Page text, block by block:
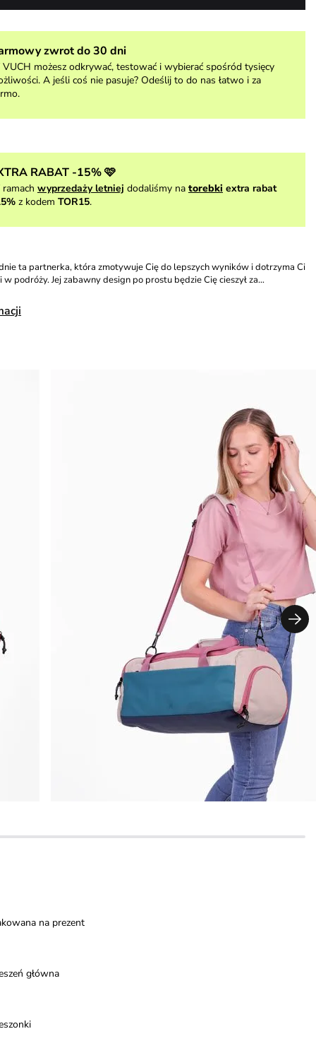
zwrot do 30 dni
możesz odkrywać, testować i wybierać spośród tysięcy
A jeśli coś nie pasuje? Odeślij to do nas łatwo i za
RABAT -15% 🩷
wyprzedaży letniej dodaliśmy na torebki extra rabat
z kodem TOR15.
ta partnerka, która zmotywuje Cię do lepszych wyników i dotrzyma Ci
w podróży. Jej zabawny design po prostu będzie Cię cieszył za…
na prezent
główna